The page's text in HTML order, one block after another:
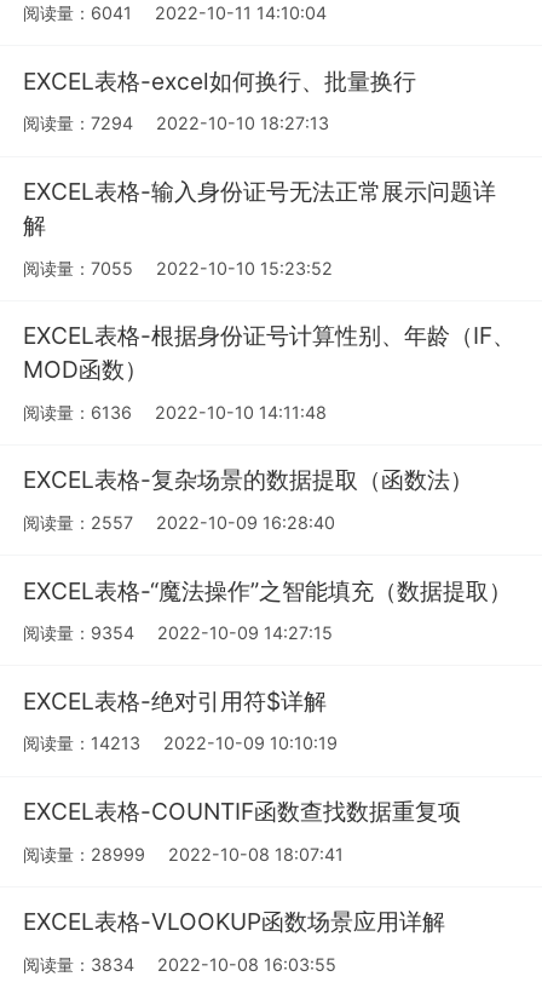
阅读量：6041 2022-10-11 14:10:04
EXCEL表格-excel如何换行、批量换行
阅读量：7294 2022-10-10 18:27:13
EXCEL表格-输入身份证号无法正常展示问题详
解
阅读量：7055 2022-10-10 15:23:52
EXCEL表格-根据身份证号计算性别、年龄（IF、
MOD函数）
阅读量：6136 2022-10-10 14:11:48
EXCEL表格-复杂场景的数据提取（函数法）
阅读量：2557 2022-10-09 16:28:40
EXCEL表格-“魔法操作”之智能填充（数据提取）
阅读量：9354 2022-10-09 14:27:15
EXCEL表格-绝对引用符$详解
阅读量：14213 2022-10-09 10:10:19
EXCEL表格-COUNTIF函数查找数据重复项
阅读量：28999 2022-10-08 18:07:41
EXCEL表格-VLOOKUP函数场景应用详解
阅读量：3834 2022-10-08 16:03:55